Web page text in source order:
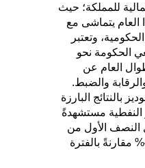
للمملكة؛ حيث
يتماشى مع
وتعتبر
الحكومة نحو
العام عن
والضبط.
بالنتائج البارزة
النفطية مستشهدةً
النصف الأول من
هذا العام ارتفاعاً بنحو 43% مقارنةً بالفترة